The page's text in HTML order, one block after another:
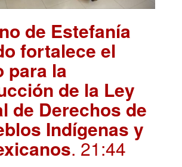
de Estefanía
fortalece el
para la
de la Ley
de Derechos de
Indígenas y
. 21:44